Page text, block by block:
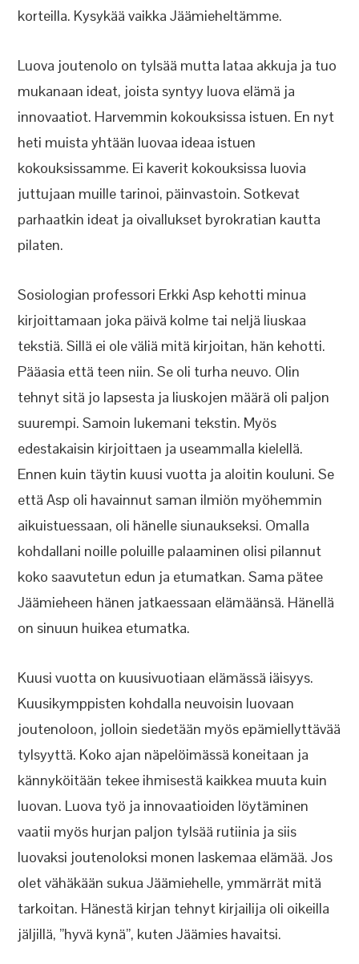
korteilla. Kysykää vaikka Jäämieheltämme.
Luova joutenolo on tylsää mutta lataa akkuja ja tuo
mukanaan ideat, joista syntyy luova elämä ja
innovaatiot. Harvemmin kokouksissa istuen. En nyt
heti muista yhtään luovaa ideaa istuen
kokouksissamme. Ei kaverit kokouksissa luovia
juttujaan muille tarinoi, päinvastoin. Sotkevat
parhaatkin ideat ja oivallukset byrokratian kautta
pilaten.
Sosiologian professori Erkki Asp kehotti minua
kirjoittamaan joka päivä kolme tai neljä liuskaa
tekstiä. Sillä ei ole väliä mitä kirjoitan, hän kehotti.
Pääasia että teen niin. Se oli turha neuvo. Olin
tehnyt sitä jo lapsesta ja liuskojen määrä oli paljon
suurempi. Samoin lukemani tekstin. Myös
edestakaisin kirjoittaen ja useammalla kielellä.
Ennen kuin täytin kuusi vuotta ja aloitin kouluni. Se
että Asp oli havainnut saman ilmiön myöhemmin
aikuistuessaan, oli hänelle siunaukseksi. Omalla
kohdallani noille poluille palaaminen olisi pilannut
koko saavutetun edun ja etumatkan. Sama pätee
Jäämieheen hänen jatkaessaan elämäänsä. Hänellä
on sinuun huikea etumatka.
Kuusi vuotta on kuusivuotiaan elämässä iäisyys.
Kuusikymppisten kohdalla neuvoisin luovaan
joutenoloon, jolloin siedetään myös epämiellyttävää
tylsyyttä. Koko ajan näpelöimässä koneitaan ja
kännyköitään tekee ihmisestä kaikkea muuta kuin
luovan. Luova työ ja innovaatioiden löytäminen
vaatii myös hurjan paljon tylsää rutiinia ja siis
luovaksi joutenoloksi monen laskemaa elämää. Jos
olet vähäkään sukua Jäämiehelle, ymmärrät mitä
tarkoitan. Hänestä kirjan tehnyt kirjailija oli oikeilla
jäljillä, ”hyvä kynä”, kuten Jäämies havaitsi.